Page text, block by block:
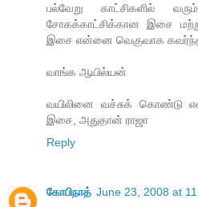
பல்வேறு காட்சிகளில்
சோகக்காட்சிக்கான இசை
இசை என்னை வெகுவாக
வாங்க ஆயில்யன்
வயிலினை வச்சுக் கொண்டு
இசை, அதுதான் ராஜா
Reply
கோபிநாத் June 23, 2008 at